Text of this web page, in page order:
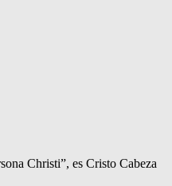
Christi”, es Cristo Cabeza